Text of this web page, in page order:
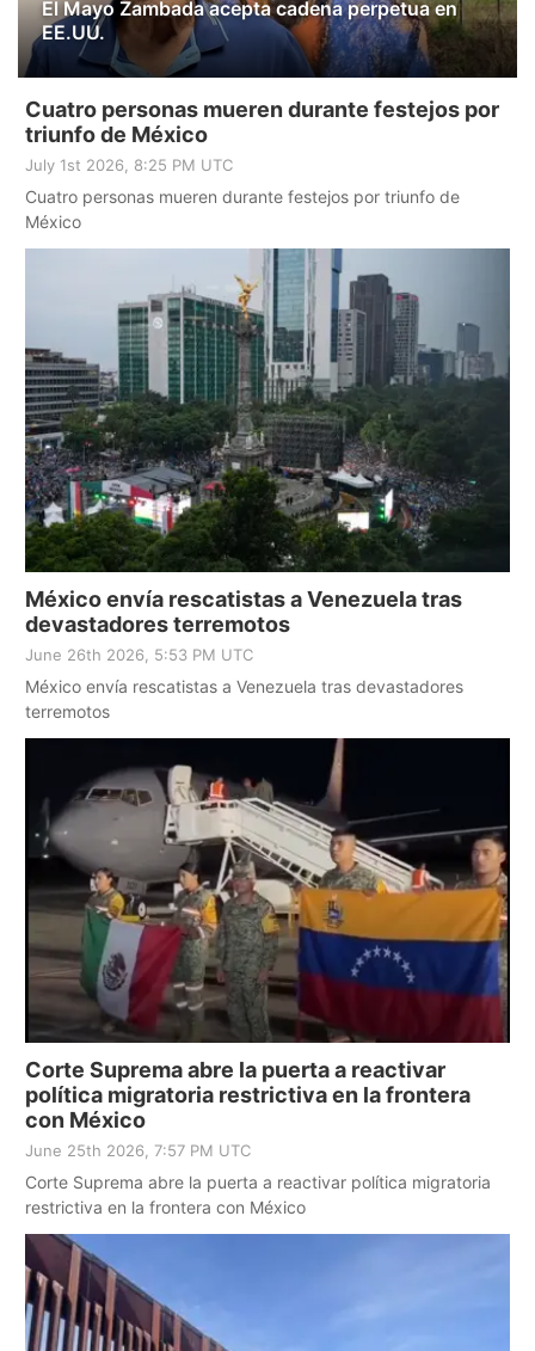
El Mayo Zambada acepta cadena perpetua en
EE.UU.
Cuatro personas mueren durante festejos por
triunfo de México
July 1st 2026, 8:25 PM UTC
Cuatro personas mueren durante festejos por triunfo de
México
México envía rescatistas a Venezuela tras
devastadores terremotos
June 26th 2026, 5:53 PM UTC
México envía rescatistas a Venezuela tras devastadores
terremotos
Corte Suprema abre la puerta a reactivar
política migratoria restrictiva en la frontera
con México
June 25th 2026, 7:57 PM UTC
Corte Suprema abre la puerta a reactivar política migratoria
restrictiva en la frontera con México